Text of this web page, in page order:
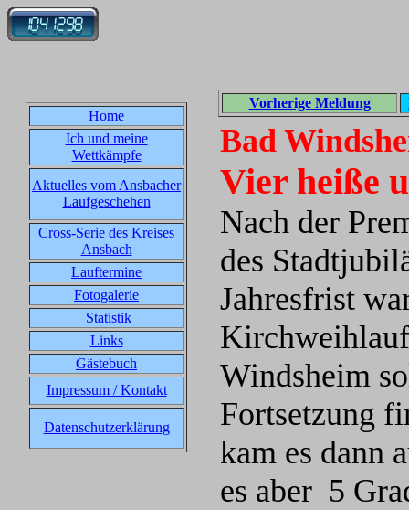
Home
Ich und meine
Wettkämpfe
Aktuelles vom Ansbacher
Laufgeschehen
Cross-Serie des Kreises
Ansbach
Lauftermine
Fotogalerie
Statistik
Links
Gästebuch
Impressum / Kontakt
Datenschutzerklärung
Vorherige Meldung
Bad
Vier heiße
Nach der
des
Jahresfrist
Windsheim
Fortsetzung
kam es dann
es aber 5